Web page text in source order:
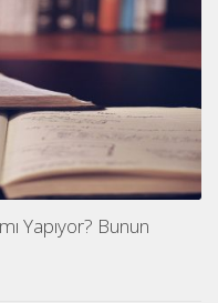
Yapıyor? Bunun